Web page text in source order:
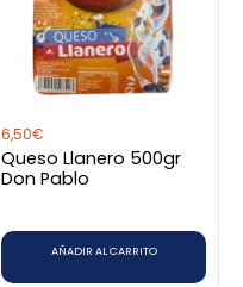
6,50€
Queso Llanero 500gr
Don Pablo
AÑADIR AL CARRITO